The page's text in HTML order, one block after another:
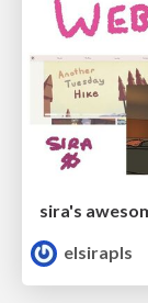
elsirapls